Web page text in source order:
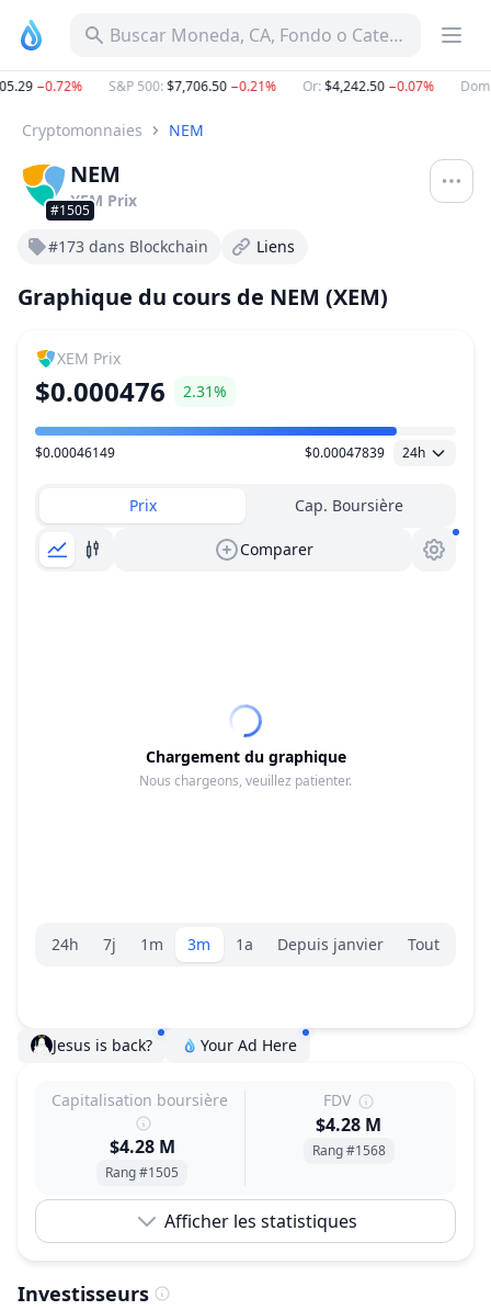
Buscar Moneda, CA, Fondo o Categoría
−0.72% S&P 500:$7,706.50−0.21% Or:$4,242.50−0.07%
Cryptomonnaies NEM
#1505
NEM
XEM Prix
#173 dans Blockchain Liens
Graphique du cours de NEM (XEM)
XEM Prix
$0.000476 2.31%
Plage de prix
$0.00046149 $0.00047839 24h
Prix Cap. Boursière
Comparer
Chargement du graphique
Nous chargeons, veuillez patienter.
Sélecteur de plage.
24h 7j 1m 3m 1a Depuis janvier Tout
Jesus is back? Your Ad Here
Capitalisation boursière
$4.28 M
Rang #1505
FDV
$4.28 M
Rang #1568
Afficher les statistiques
Investisseurs